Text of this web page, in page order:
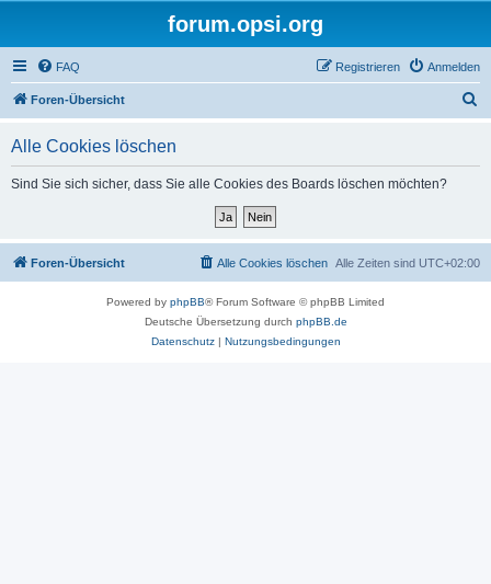
forum.opsi.org
FAQ Anmelden
Registrieren
Foren-Übersicht
Alle Cookies löschen
Sind Sie sich sicher, dass Sie alle Cookies des Boards löschen möchten?
Foren-Übersicht Alle Zeiten sind UTC+02:00
Alle Cookies löschen
Powered by phpBB® Forum Software © phpBB Limited
Deutsche Übersetzung durch phpBB.de
Datenschutz| Nutzungsbedingungen